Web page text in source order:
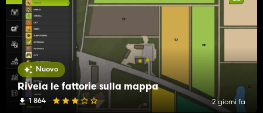
Nuovo
Rivela le fattorie sulla mappa
1 864 2 giorni fa